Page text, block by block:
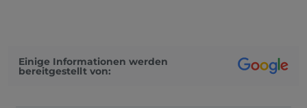
Einige Informationen werden
bereitgestellt von: